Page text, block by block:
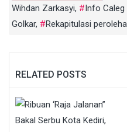
Wihdan Zarkasyi, Info Caleg
Golkar, Rekapitulasi
RELATED POSTS